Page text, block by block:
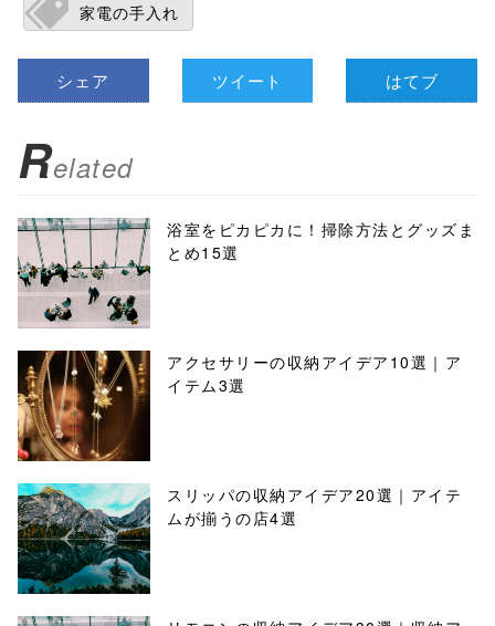
家電の手入れ
シェア ツイート はてブ
Related
浴室をピカピカに！掃除方法とグッズま
とめ15選
アクセサリーの収納アイデア10選｜ア
イテム3選
スリッパの収納アイデア20選｜アイテ
ムが揃うの店4選